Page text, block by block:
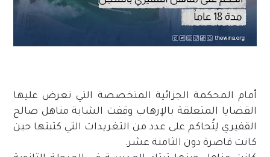
أمام المحكمة الجزائية المتخصصة التي تعرض عليها
القضايا المتعلقة بالإرهاب وقفت الشابة مناهل صالح
القفيري لِتُحاكم على عدد من التغريدات التي كتبتها حين
كانت قاصرة دون الثامنة عشر.